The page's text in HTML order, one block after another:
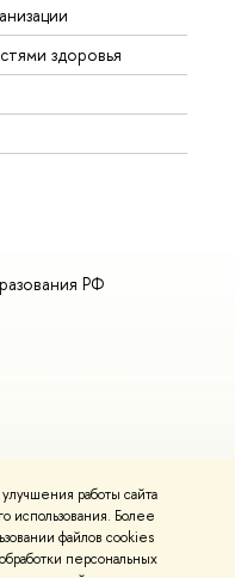
работы сайта
использования. Более
файлов cookies
персональных
здоровья
РФ